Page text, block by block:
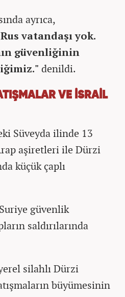
ayrıca,
vatandaşı yok.
güvenliğinin
denildi.
VE İSRAİL
Süveyda ilinde 13
aşiretleri ile Dürzi
küçük çaplı
güvenlik
saldırılarında
silahlı Dürzi
büyümesinin